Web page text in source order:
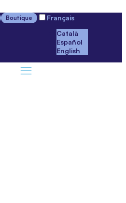
Boutique
Français
Català
Español
English